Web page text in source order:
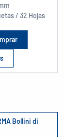
/ 32 Hojas
Bollini di